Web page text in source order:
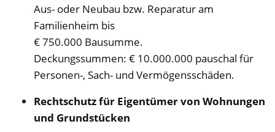
Aus- oder Neubau bzw. Reparatur am
Familienheim bis
€ 750.000 Bausumme.
Deckungssummen: € 10.000.000 pauschal für
Personen-, Sach- und Vermögensschäden.
Rechtschutz für Eigentümer von Wohnungen
und Grundstücken